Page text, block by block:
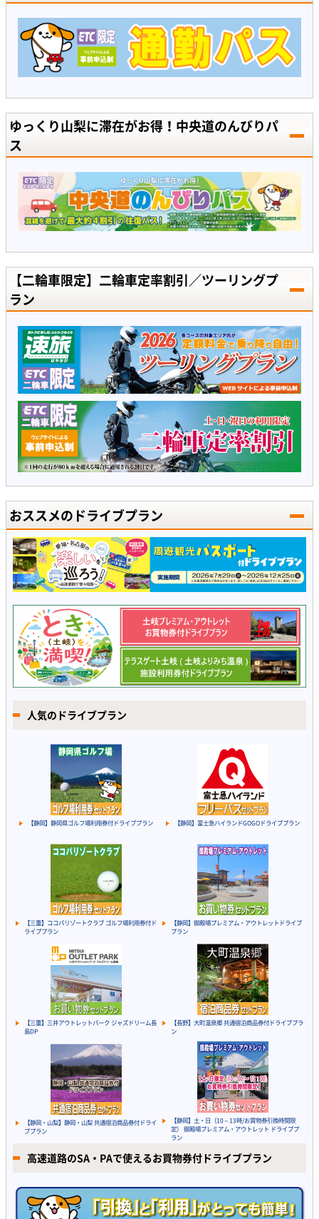
ゆっくり山梨に滞在がお得！中央道のんびりパ
ス
【二輪車限定】二輪車定率割引／ツーリングプ
ラン
おススメのドライブプラン
人気のドライブプラン
【静岡】静岡県ゴルフ場利用券付ドライブプラン 【静岡】富士急ハイランドGOGOドライブプラン
【三重】ココパリゾートクラブ ゴルフ場利用券付ド
ライブプラン
【静岡】御殿場プレミアム・アウトレットドライブ
プラン
【三重】三井アウトレットパーク ジャズドリーム長
島DP
【長野】大町温泉郷 共通宿泊商品券付ドライブプラ
ン
【静岡・山梨】静岡・山梨 共通宿泊商品券付ドライ
ブプラン
【静岡】土・日（10～13時/お買物券引換時間限
定） 御殿場プレミアム・アウトレット ドライブプ
ラン
高速道路のSA・PAで使えるお買物券付ドライブプラン